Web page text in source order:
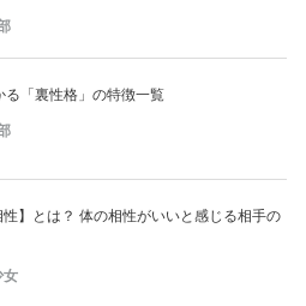
る「裏性格」の特徴一覧
性】とは？ 体の相性がいいと感じる相手の
女